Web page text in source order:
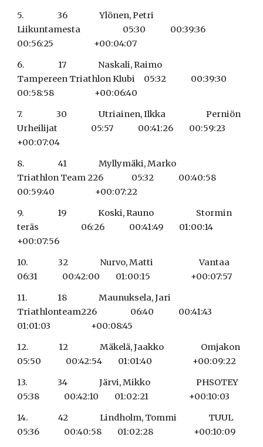
5.                   36                  Ylönen, Petri
Liikuntamesta                        05:30              00:39:36
00:56:25                       +00:04:07
6.                   17                  Naskali, Raimo
Tampereen Triathlon Klubi     05:32              00:39:30
00:58:58                       +00:06:40
7.                   30                  Utriainen, Ilkka                       Perniön
Urheilijat                   05:57              00:41:26         00:59:23
+00:07:04
8.                   41                  Myllymäki, Marko
Triathlon Team 226                05:32              00:40:58
00:59:40                       +00:07:22
9.                   19                  Koski, Rauno                        Stormin
teräs                        06:26              00:41:49         01:00:14
+00:07:56
10.                 32                  Nurvo, Matti                          Vantaa
06:31              00:42:00         01:00:15                       +00:07:57
11.                 18                  Maunuksela, Jari
Triathlonteam226                   06:40              00:41:43
01:01:03                       +00:08:45
12.                 12                  Mäkelä, Jaakko                     Omjakon
05:50              00:42:54         01:01:40                       +00:09:22
13.                 34                  Järvi, Mikko                          PHSOTEY
05:38              00:42:10         01:02:21                       +00:10:03
14.                 42                  Lindholm, Tommi                  TUUL
05:36              00:40:58         01:02:28                       +00:10:09